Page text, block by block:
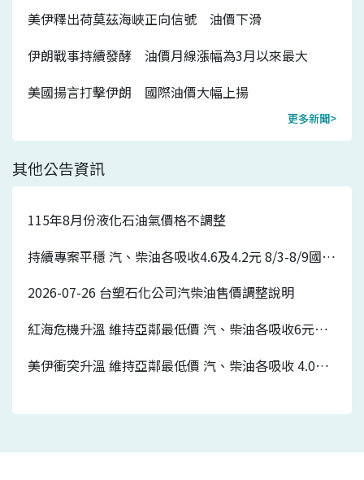
美伊釋出荷莫茲海峽正向信號 油價下滑
伊朗戰事持續發酵 油價月線漲幅為3月以來最大
美國揚言打擊伊朗 國際油價大幅上揚
更多新聞>
其他公告資訊
115年8月份液化石油氣價格不調整
持續專案平穩 汽、柴油各吸收4.6及4.2元 8/3-8/9國內汽、柴油價格皆不調整
2026-07-26 台塑石化公司汽柴油售價調整說明
紅海危機升溫 維持亞鄰最低價 汽、柴油各吸收6元及5.7元 7/27-8/2國內汽、柴油價格各調漲0.7元及0.5元
美伊衝突升溫 維持亞鄰最低價 汽、柴油各吸收 4.0元及3.2元 7/20-7/26國內汽、柴油價格皆不調整